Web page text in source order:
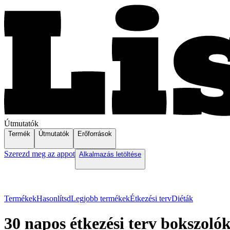
Útmutatók
Termék Útmutatók Erőforrások
Szerezd meg az appot Alkalmazás letöltése
TermékekHasonlítsdLegjobb termékekÉtkezési tervDiéták
30 napos étkezési terv